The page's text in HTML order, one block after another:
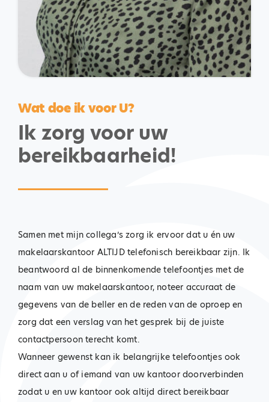
Wat doe ik voor U?
Ik zorg voor uw
bereikbaarheid!
Samen met mijn collega’s zorg ik ervoor dat u én uw
makelaarskantoor ALTIJD telefonisch bereikbaar zijn. Ik
beantwoord al de binnenkomende telefoontjes met de
naam van uw makelaarskantoor, noteer accuraat de
gegevens van de beller en de reden van de oproep en
zorg dat een verslag van het gesprek bij de juiste
contactpersoon terecht komt.
Wanneer gewenst kan ik belangrijke telefoontjes ook
direct aan u of iemand van uw kantoor doorverbinden
zodat u en uw kantoor ook altijd direct bereikbaar